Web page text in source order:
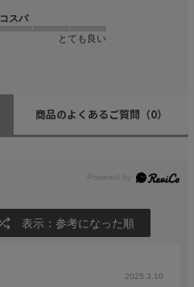
コスパ
とても良い
商品のよくあるご質問 （0）
表示：参考になった順
2025.3.10